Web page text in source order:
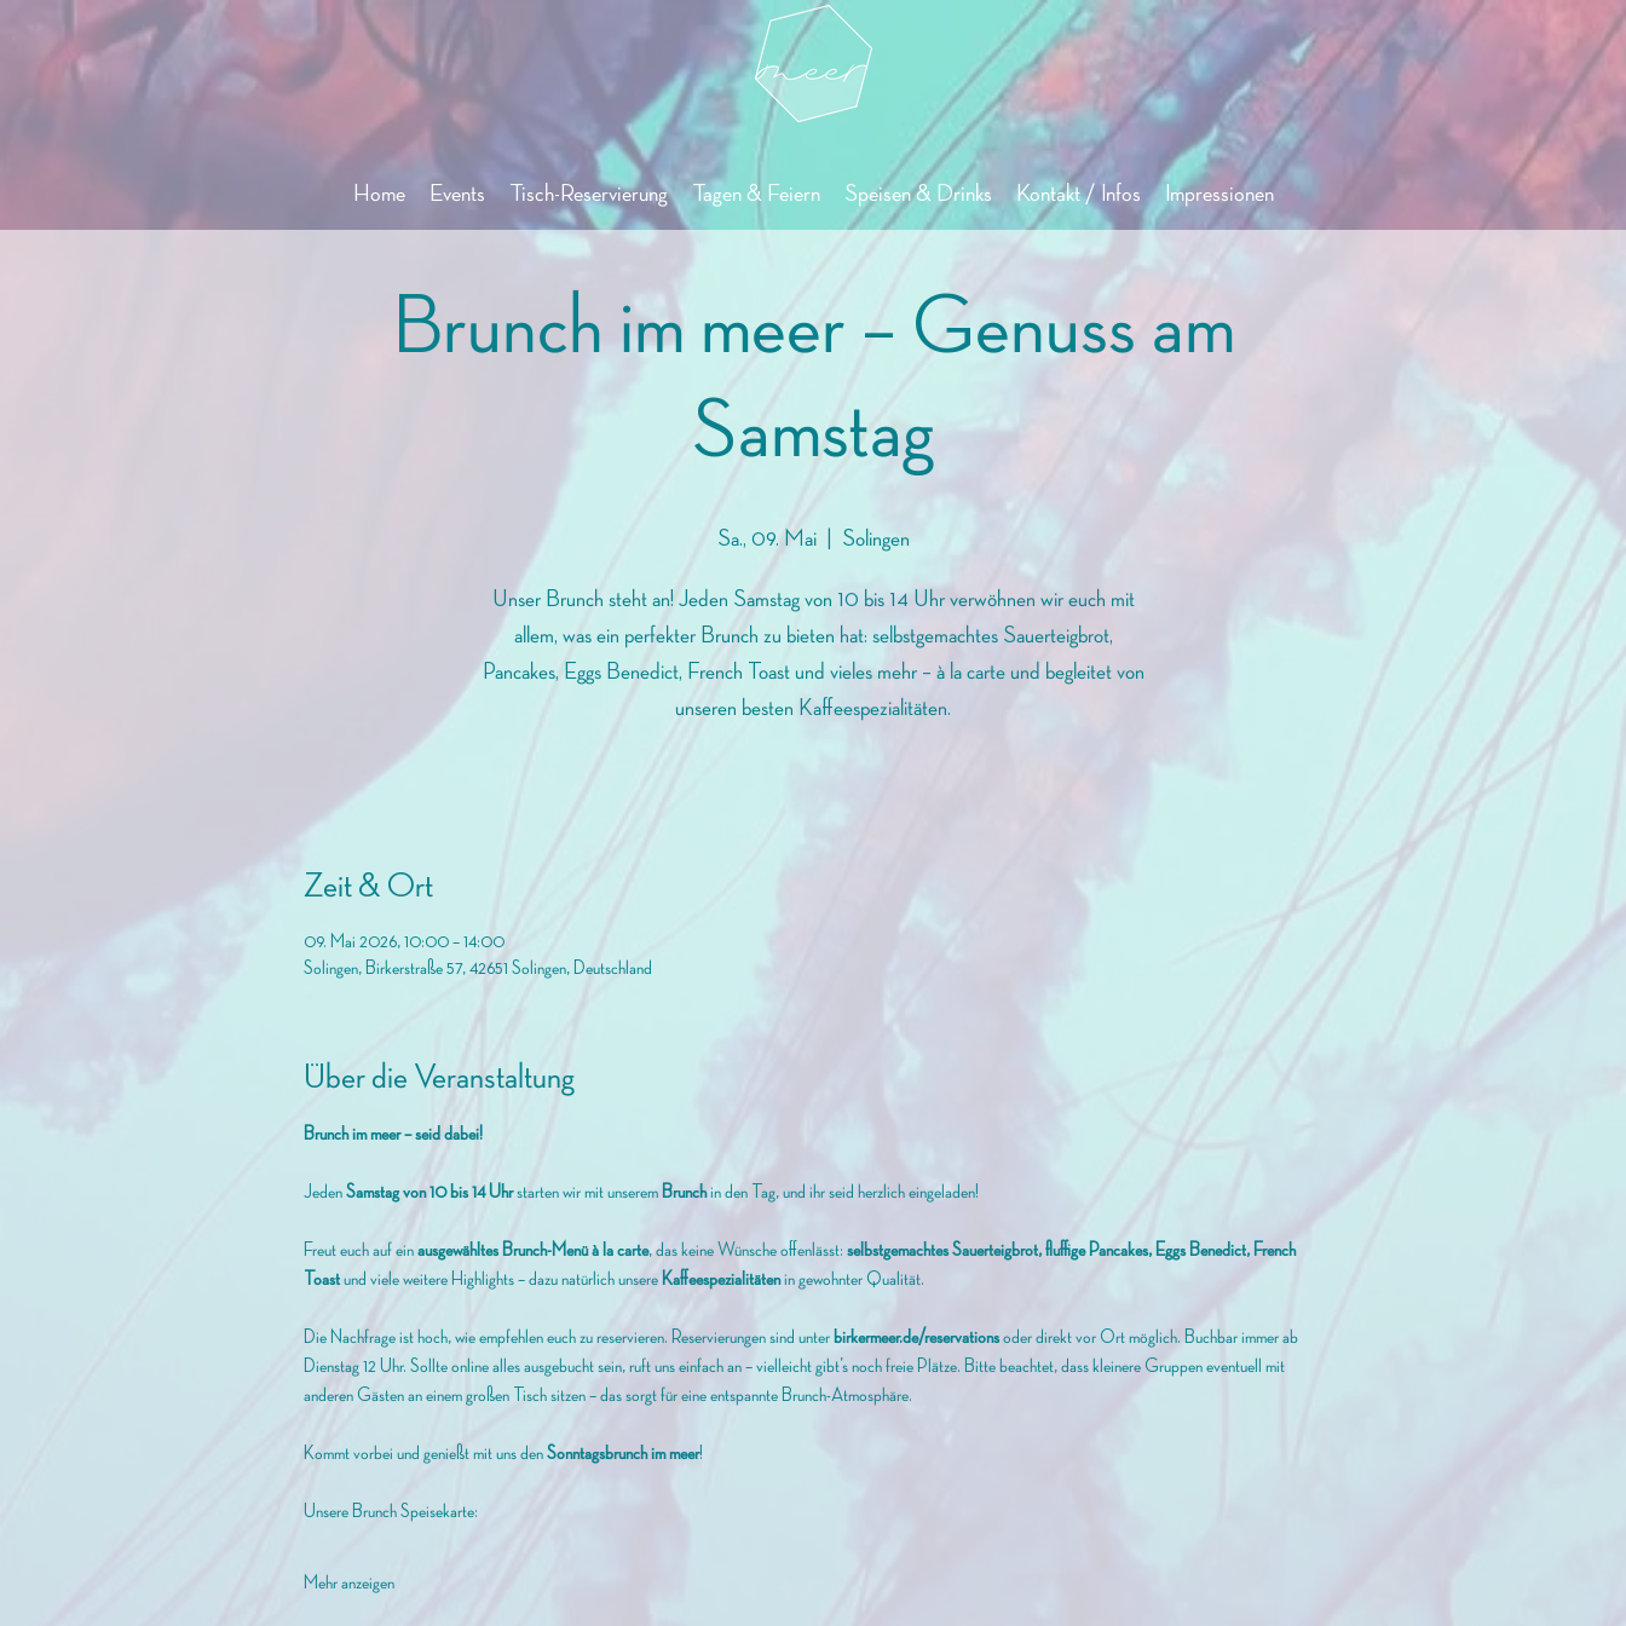
Home Events Tisch-Reservierung Tagen & Feiern Speisen & Drinks Kontakt / Infos Impressionen
Brunch im meer – Genuss am
Samstag
Sa., 09. Mai
  |
Solingen
Unser Brunch steht an! Jeden Samstag von 10 bis 14 Uhr verwöhnen wir euch mit
allem, was ein perfekter Brunch zu bieten hat: selbstgemachtes Sauerteigbrot,
Pancakes, Eggs Benedict, French Toast und vieles mehr – à la carte und begleitet von
unseren besten Kaffeespezialitäten.
Zeit & Ort
09. Mai 2026, 10:00 – 14:00
Solingen, Birkerstraße 57, 42651 Solingen, Deutschland
Über die Veranstaltung
Brunch im meer – seid dabei!
Jeden Samstag von 10 bis 14 Uhr starten wir mit unserem Brunch in den Tag, und ihr seid herzlich eingeladen!
Freut euch auf ein ausgewähltes Brunch-Menü à la carte, das keine Wünsche offenlässt: selbstgemachtes Sauerteigbrot, fluffige Pancakes, Eggs Benedict, French
Toast und viele weitere Highlights – dazu natürlich unsere Kaffeespezialitäten in gewohnter Qualität.
Die Nachfrage ist hoch, wie empfehlen euch zu reservieren. Reservierungen sind unter birkermeer.de/reservations oder direkt vor Ort möglich. Buchbar immer ab
Dienstag 12 Uhr. Sollte online alles ausgebucht sein, ruft uns einfach an – vielleicht gibt’s noch freie Plätze. Bitte beachtet, dass kleinere Gruppen eventuell mit
anderen Gästen an einem großen Tisch sitzen – das sorgt für eine entspannte Brunch-Atmosphäre.
Kommt vorbei und genießt mit uns den Sonntagsbrunch im meer!
Unsere Brunch Speisekarte:
Mehr anzeigen